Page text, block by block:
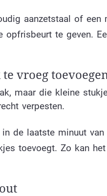
aanzetstaal of
opfrisbeurt te geven.
vroeg
maar die kleine
verpesten.
de laatste minuut
toevoegt. Zo kan